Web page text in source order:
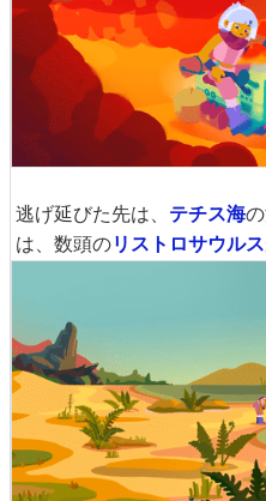
逃げ延びた先は、 テチス海
は、数頭のリストロサウルス